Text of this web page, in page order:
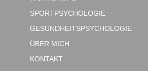
SPORTPSYCHOLOGIE
GESUNDHEITSPSYCHOLOGIE
ÜBER MICH
KONTAKT